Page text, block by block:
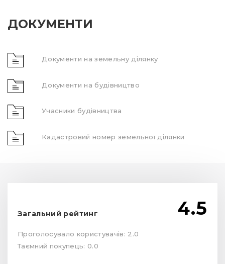
ДОКУМЕНТИ
Документи на земельну ділянку
Документи на будівництво
Учасники будівництва
Кадастровий номер земельної ділянки
Загальний рейтинг 4.5
Проголосувало користувачів: 2.0
Таємний покупець: 0.0